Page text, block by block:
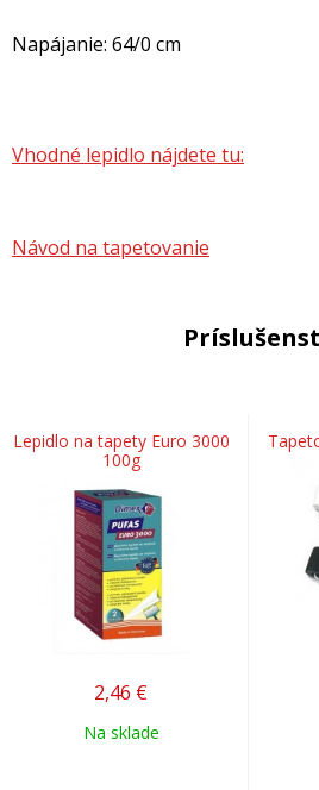
Napájanie: 64/0 cm
Vhodné lepidlo nájdete tu:
Návod na tapetovanie
Lepidlo na tapety Euro 3000
100g
2,46 €
Na sklade